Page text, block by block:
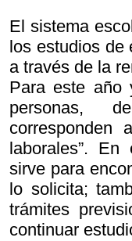
El sistema
los estudios
a través de la
Para este año
personas,
corresponden
laborales”.
sirve para
lo solicita;
trámites
continuar